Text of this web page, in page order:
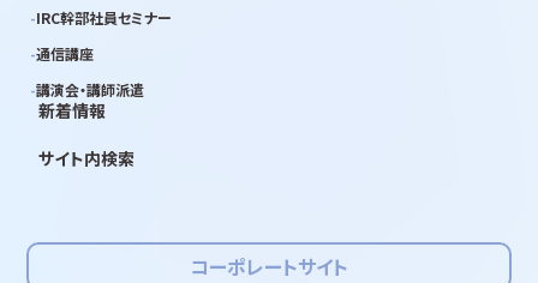
IRC幹部社員セミナー
通信講座
講演会・講師派遣
新着情報
サイト内検索
コーポレートサイト